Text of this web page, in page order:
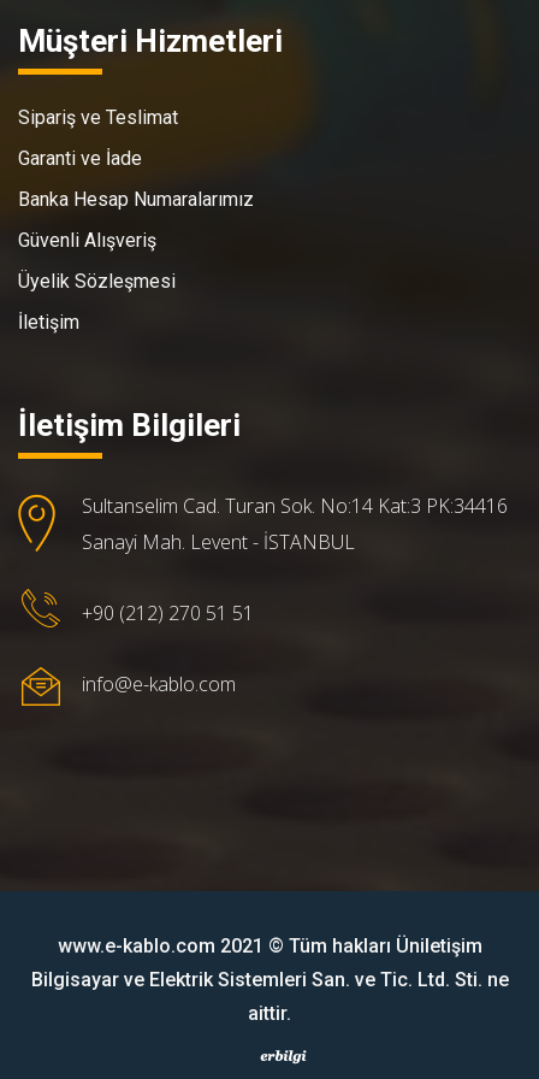
Müşteri Hizmetleri
Sipariş ve Teslimat
Garanti ve İade
Banka Hesap Numaralarımız
Güvenli Alışveriş
Üyelik Sözleşmesi
İletişim
İletişim Bilgileri
Sultanselim Cad. Turan Sok. No:14 Kat:3 PK:34416
Sanayi Mah. Levent - İSTANBUL
+90 (212) 270 51 51
info@e-kablo.com
www.e-kablo.com 2021 © Tüm hakları Üniletişim
Bilgisayar ve Elektrik Sistemleri San. ve Tic. Ltd. Sti. ne
aittir.